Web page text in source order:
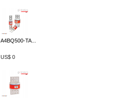
A4BQ500-TA...
US$ 0